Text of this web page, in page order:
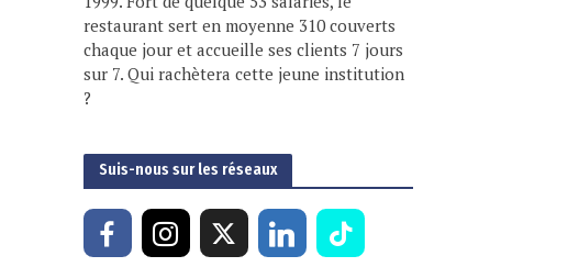
restaurant sert en moyenne 310 couverts
chaque jour et accueille ses clients 7 jours
sur 7. Qui rachètera cette jeune institution
?
Suis-nous sur les réseaux